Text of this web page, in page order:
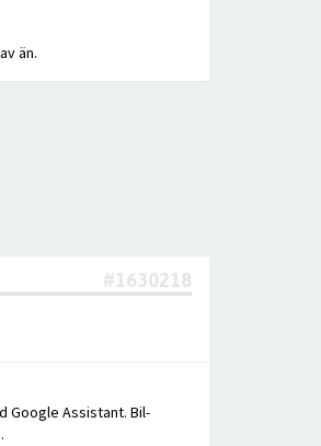
än.
#1630218
Google Assistant. Bil-